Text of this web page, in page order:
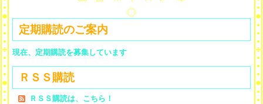
定期購読のご案内
現在、定期購読を募集しています
ＲＳＳ購読
ＲＳＳ購読は、こちら！